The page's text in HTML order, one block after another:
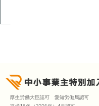
厚生労働大臣認可 愛知労働局認可